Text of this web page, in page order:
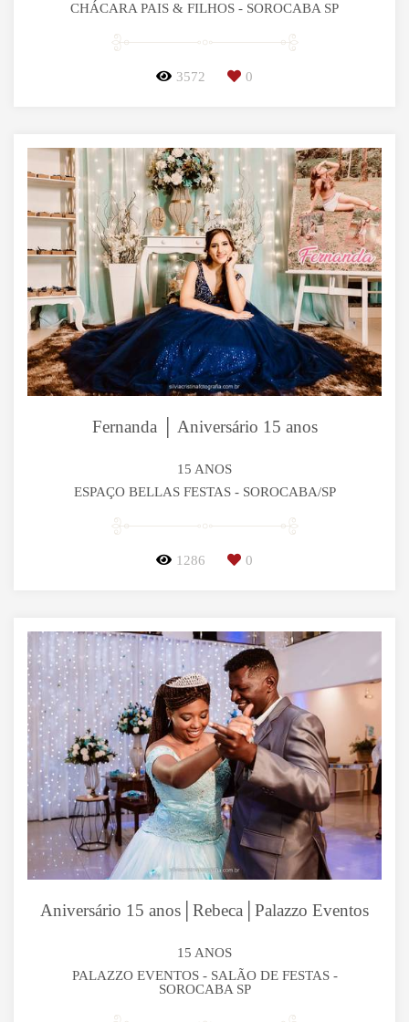
CHÁCARA PAIS & FILHOS - SOROCABA SP
3572 0
Fernanda │ Aniversário 15 anos
15 ANOS
ESPAÇO BELLAS FESTAS - SOROCABA/SP
1286 0
Aniversário 15 anos│Rebeca│Palazzo Eventos
15 ANOS
PALAZZO EVENTOS - SALÃO DE FESTAS -
SOROCABA SP